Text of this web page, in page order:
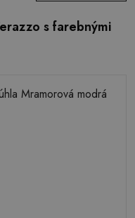
s farebnými